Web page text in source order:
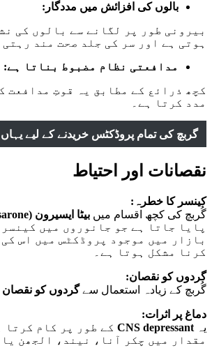
بالوں کی افزائش میں مددگار:
بیرونی طور پر لگانے سے بالوں کی
ہوتی ہے اور سر کی جلد صحت مند رہتی
مدافعتی نظام مضبوط بناتا ہے:
کچھ ذرائع کے مطابق یہ قوتِ مدافعت
مدد کرتا ہے۔
گربچ کی تمام پروڈکٹس خریدنے کے لیے
نقصانات اور احتیاط
کینسر کا خطرہ:
گُربچ کی کچھ اقسام میں بیٹا ایسیرون (β-asarone)
پایا جاتا ہے جو جانوروں میں کینسر
بازار میں موجود پروڈکٹس میں اس
کرنا مشکل ہوتا ہے۔
گردوں کو نقصان:
گُربچ کے زیادہ استعمال سےگردوں کو نقصان
دماغ پر اثرات:
یہ CNS depressant کے طور پر کام کرتا
مقدار میں چکر آنا، نیند، الجھن